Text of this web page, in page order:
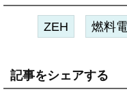
ZEH 燃料
記事をシェアする